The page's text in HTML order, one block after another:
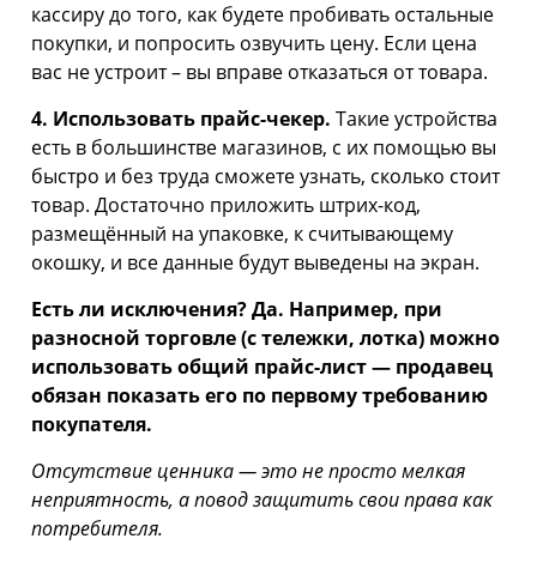
кассиру до того, как будете пробивать остальные
покупки, и попросить озвучить цену. Если цена
вас не устроит – вы вправе отказаться от товара.
4. Использовать прайс-чекер. Такие устройства
есть в большинстве магазинов, с их помощью вы
быстро и без труда сможете узнать, сколько стоит
товар. Достаточно приложить штрих-код,
размещённый на упаковке, к считывающему
окошку, и все данные будут выведены на экран.
Есть ли исключения?Да. Например, при
разносной торговле (с тележки, лотка) можно
использовать общий прайс-лист — продавец
обязан показать его по первому требованию
покупателя.
Отсутствие ценника — это не просто мелкая
неприятность, а повод защитить свои права как
потребителя.